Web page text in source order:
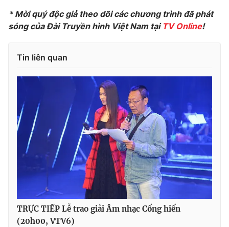
* Mời quý độc giả theo dõi các chương trình đã phát
sóng của Đài Truyền hình Việt Nam tại TV Online!
Tin liên quan
TRỰC TIẾP Lễ trao giải Âm nhạc Cống hiến
(20h00, VTV6)